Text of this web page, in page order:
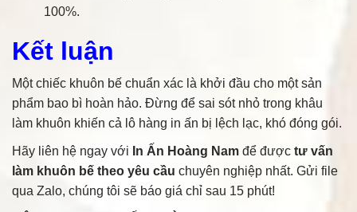
100%.
Kết luận
Một chiếc khuôn bế chuẩn xác là khởi đầu cho một sản
phẩm bao bì hoàn hảo. Đừng để sai sót nhỏ trong khâu
làm khuôn khiến cả lô hàng in ấn bị lệch lạc, khó đóng gói.
Hãy liên hệ ngay với In Ấn Hoàng Nam để được tư vấn
làm khuôn bế theo yêu cầu chuyên nghiệp nhất. Gửi file
qua Zalo, chúng tôi sẽ báo giá chỉ sau 15 phút!